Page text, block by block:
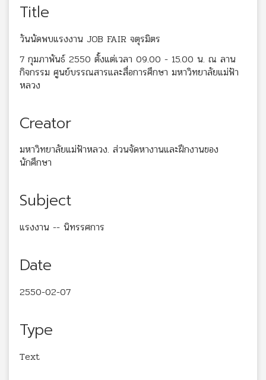
Title
วันนัดพบแรงงาน JOB FAIR จตุรมิตร
7 กุมภาพันธ์ 2550 ตั้งแต่เวลา 09.00 - 15.00 น. ณ ลาน
กิจกรรม ศูนย์บรรณสารและสื่อการศึกษา มหาวิทยาลัยแม่ฟ้า
หลวง
Creator
มหาวิทยาลัยแม่ฟ้าหลวง. ส่วนจัดหางานและฝึกงานของ
นักศึกษา
Subject
แรงงาน -- นิทรรศการ
Date
2550-02-07
Type
Text